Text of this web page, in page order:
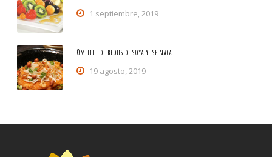
1 septiembre, 2019
Omelette de brotes de soya y espinaca
19 agosto, 2019